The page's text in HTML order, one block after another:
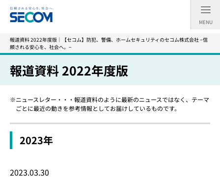
MENU
報道資料 2022年度版｜【セコム】防犯、警備、ホームセキュリティのセコム株式会社 −信
頼される安心を、社会へ。−
報道資料 2022年度版
ニュースレター・・・報道資料のように最新のニュースではなく、テーマ
ごとに最近の動きを参考情報としてお届けしているものです。
2023年
2023.03.30